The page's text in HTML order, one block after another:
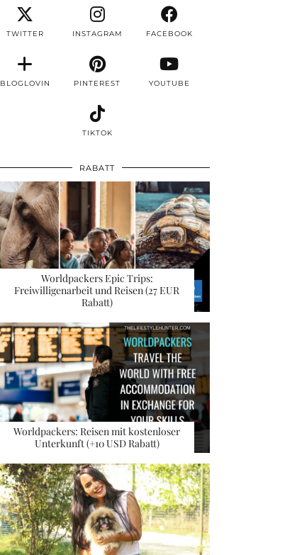
TWITTER INSTAGRAM FACEBOOK
BLOGLOVIN PINTEREST YOUTUBE
TIKTOK
RABATT
Worldpackers Epic Trips:
Freiwilligenarbeit und Reisen (27 EUR
Rabatt)
Worldpackers: Reisen mit kostenloser
Unterkunft (+10 USD Rabatt)